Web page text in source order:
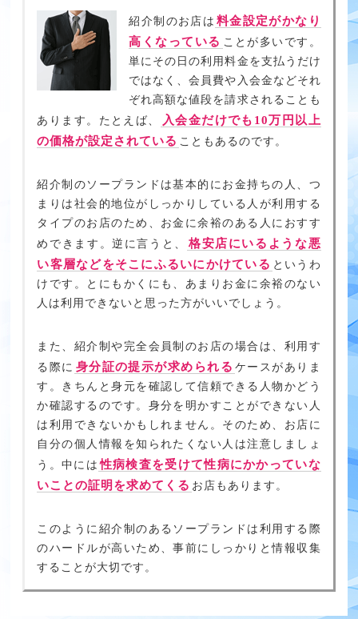
紹介制のお店は 料金設定がかなり
高くなっている ことが多いです。
単にその日の利用料金を支払うだけ
ではなく、会員費や入会金などそれ
ぞれ高額な値段を請求されることも
あります。たとえば、
入会金だけでも10万円以上
の価格が設定されている こともあるのです。
紹介制のソープランドは基本的にお金持ちの人、つ
まりは社会的地位がしっかりしている人が利用する
タイプのお店のため、お金に余裕のある人におすす
めできます。逆に言うと、
格安店にいるような悪
い客層などをそこにふるいにかけている というわ
けです。とにもかくにも、あまりお金に余裕のない
人は利用できないと思った方がいいでしょう。
また、紹介制や完全会員制のお店の場合は、利用す
る際に 身分証の提示が求められる ケースがありま
す。きちんと身元を確認して信頼できる人物かどう
か確認するのです。身分を明かすことができない人
は利用できないかもしれません。そのため、お店に
自分の個人情報を知られたくない人は注意しましょ
う。中には 性病検査を受けて性病にかかっていな
いことの証明を求めてくる お店もあります。
このように紹介制のあるソープランドは利用する際
のハードルが高いため、事前にしっかりと情報収集
することが大切です。